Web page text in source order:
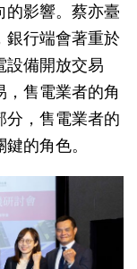
的影響。蔡亦臺
銀行端會著重於
設備開放交易
售電業者的角
分，售電業者的
的角色。